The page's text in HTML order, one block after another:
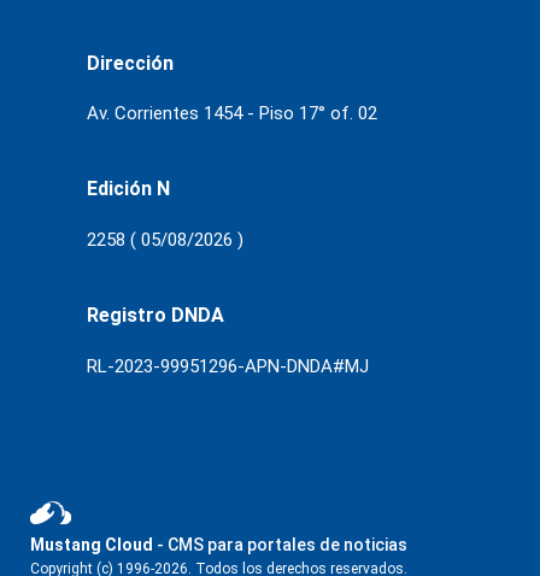
Dirección
Av. Corrientes 1454 - Piso 17° of. 02
Edición N
2258 ( 05/08/2026 )
Registro DNDA
RL-2023-99951296-APN-DNDA#MJ
Mustang Cloud - CMS para portales de noticias
Copyright (c) 1996-2026. Todos los derechos reservados.